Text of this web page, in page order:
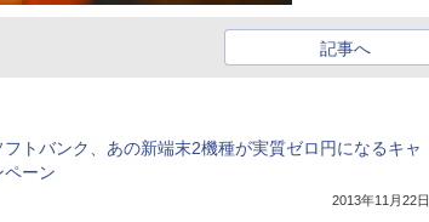
記事へ
フトバンク、あの新端末2機種が実質ゼロ円になるキャ
ペーン
2013年11月22日